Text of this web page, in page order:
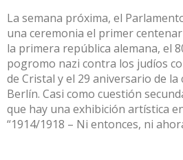
La semana próxima, el
una ceremonia el primer
la primera república alemana, el
pogromo nazi contra los judíos
de Cristal y el 29 aniversario de la
Berlín. Casi como cuestión
que hay una exhibición artística
“1914/1918 – Ni entonces, ni